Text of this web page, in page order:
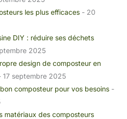
les plus efficaces - 20
DIY : réduire ses déchets
2025
design de composteur en
17 septembre 2025
composteur pour vos besoins -
matériaux des composteurs